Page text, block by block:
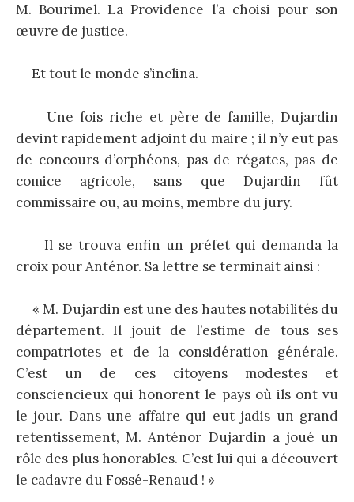
M. Bourimel. La Providence l’a choisi pour son
œuvre de justice.
Et tout le monde s’inclina.
Une fois riche et père de famille, Dujardin
devint rapidement adjoint du maire ; il n’y eut pas
de concours d’orphéons, pas de régates, pas de
comice agricole, sans que Dujardin fût
commissaire ou, au moins, membre du jury.
Il se trouva enfin un préfet qui demanda la
croix pour Anténor. Sa lettre se terminait ainsi :
« M. Dujardin est une des hautes notabilités du
département. Il jouit de l’estime de tous ses
compatriotes et de la considération générale.
C’est un de ces citoyens modestes et
consciencieux qui honorent le pays où ils ont vu
le jour. Dans une affaire qui eut jadis un grand
retentissement, M. Anténor Dujardin a joué un
rôle des plus honorables. C’est lui qui a découvert
le cadavre du Fossé-Renaud ! »